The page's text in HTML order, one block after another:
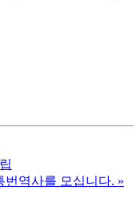
번역사를 모십니다. »